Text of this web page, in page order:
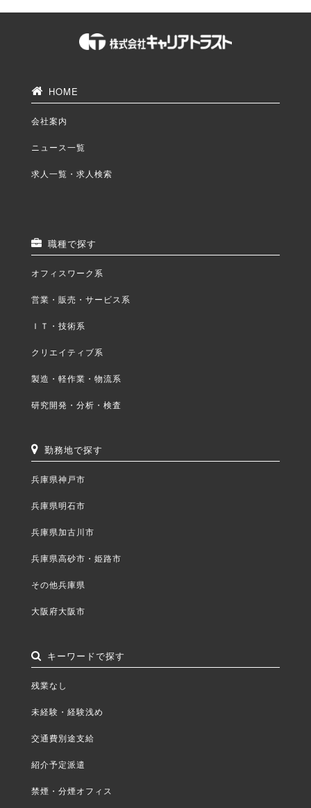
HOME
会社案内
ニュース一覧
求人一覧・求人検索
職種で探す
オフィスワーク系
営業・販売・サービス系
ＩＴ・技術系
クリエイティブ系
製造・軽作業・物流系
研究開発・分析・検査
勤務地で探す
兵庫県神戸市
兵庫県明石市
兵庫県加古川市
兵庫県高砂市・姫路市
その他兵庫県
大阪府大阪市
キーワードで探す
残業なし
未経験・経験浅め
交通費別途支給
紹介予定派遣
禁煙・分煙オフィス